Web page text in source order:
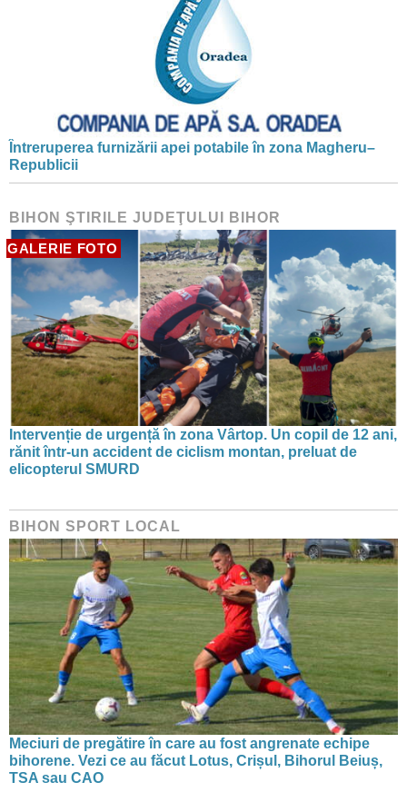
Întreruperea furnizării apei potabile în zona Magheru–
Republicii
BIHON ŞTIRILE JUDEŢULUI BIHOR
GALERIE FOTO
Intervenție de urgență în zona Vârtop. Un copil de 12 ani,
rănit într-un accident de ciclism montan, preluat de
elicopterul SMURD
BIHON SPORT LOCAL
Meciuri de pregătire în care au fost angrenate echipe
bihorene. Vezi ce au făcut Lotus, Crișul, Bihorul Beiuș,
TSA sau CAO